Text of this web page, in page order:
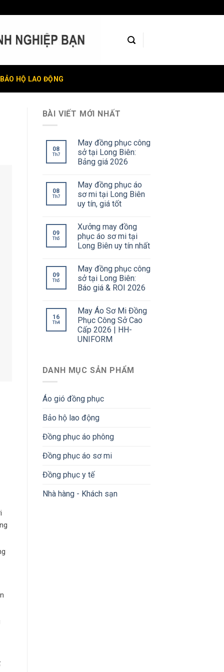
BẢO HỘ LAO ĐỘNG
BÀI VIẾT MỚI NHẤT
08
Th7
May đồng phục công
sở tại Long Biên:
Bảng giá 2026
08
Th7
May đồng phục áo
sơ mi tại Long Biên
uy tín, giá tốt
09
Th5
Xưởng may đồng
phục áo sơ mi tại
Long Biên uy tín nhất
09
Th5
May đồng phục công
sở tại Long Biên:
Báo giá & ROI 2026
16
Th4
May Áo Sơ Mi Đồng
Phục Công Sở Cao
Cấp 2026 | HH-
UNIFORM
DANH MỤC SẢN PHẨM
Áo gió đồng phục
Bảo hộ lao động
Đồng phục áo phông
Đồng phục áo sơ mi
Đồng phục y tế
Nhà hàng - Khách sạn